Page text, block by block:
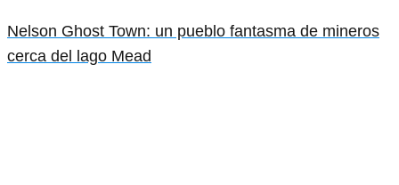
Nelson Ghost Town: un pueblo fantasma de mineros
cerca del lago Mead